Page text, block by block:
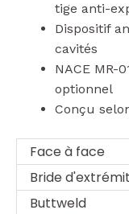
tige anti-
Dispositif
cavités
NACE MR-
optionnel
Conçu
Face à face
Bride
Buttweld